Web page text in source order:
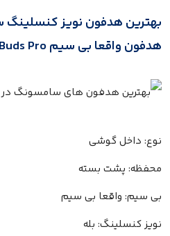
بهترین هدفون نویز
هدفون واقعا بی سیم Samsung Galaxy Buds Pro
نوع: داخل گوشی
محفظه: پشت بسته
بی سیم: واقعا بی سیم
نویز کنسلینگ: بله